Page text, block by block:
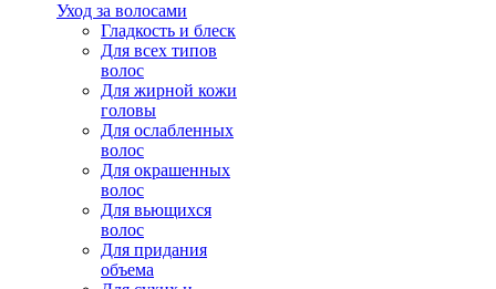
Уход за волосами
Гладкость и блеск
Для всех типов
волос
Для жирной кожи
головы
Для ослабленных
волос
Для окрашенных
волос
Для вьющихся
волос
Для придания
объема